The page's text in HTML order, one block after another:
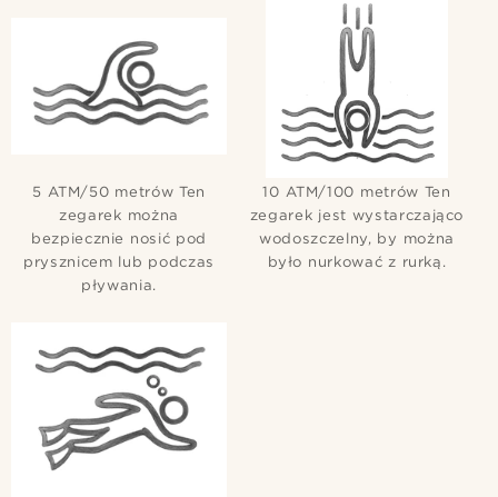
5 ATM/50 metrów Ten
zegarek można
bezpiecznie nosić pod
prysznicem lub podczas
pływania.
10 ATM/100 metrów Ten
zegarek jest wystarczająco
wodoszczelny, by można
było nurkować z rurką.